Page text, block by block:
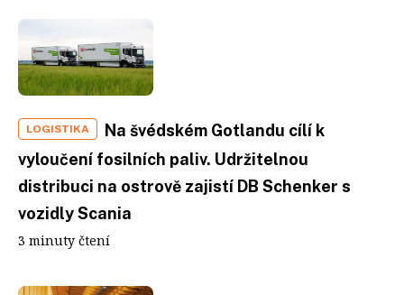
LOGISTIKA
Na švédském Gotlandu cílí k
vyloučení fosilních paliv. Udržitelnou
distribuci na ostrově zajistí DB Schenker s
vozidly Scania
3 minuty čtení